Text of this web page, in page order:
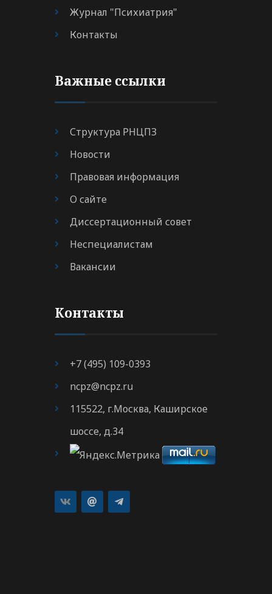
Журнал "Психиатрия"
Контакты
Важные ссылки
Структура РНЦПЗ
Новости
Правовая информация
О сайте
Диссертационный совет
Неспециалистам
Вакансии
Контакты
+7 (495) 109-0393
ncpz@ncpz.ru
115522, г.Москва, Каширское
шоссе, д.34